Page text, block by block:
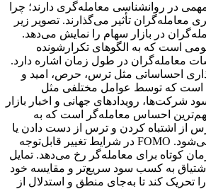
در روانشناسی معامله‌گری دارند؛ چرا
تأثیر می‌گذارند. تصویر زیر
در بازار سهام را نمایش می‌دهد.
است که به الگوهای تکرارشونده
معامله‌گران در طول زمان اشاره دارد.
احساساتی مثل ترس، حرص، امید و
است که توسط عوامل مختلفی مثل
رویدادهای جهانی و اخبار بازار
احساس معامله‌گر است که به
از اشتباه کردن و ترس از دست دادن یا
FOMO در فرد نمایان می‌شود. FOMO در شرایط تغییر قابل‌‌توجه
کوتاه برای معامله‌گر رخ می‌دهد. تمایل
به کسب سود سریع‌تر و مقایسه خود
تحریک کند تا به‌جای منطق و استدلال از